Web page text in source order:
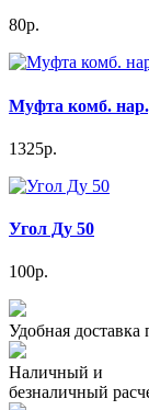
80р.
Муфта комб.
1325р.
Угол Ду 50
100р.
Удобная
Наличный и
безналичный